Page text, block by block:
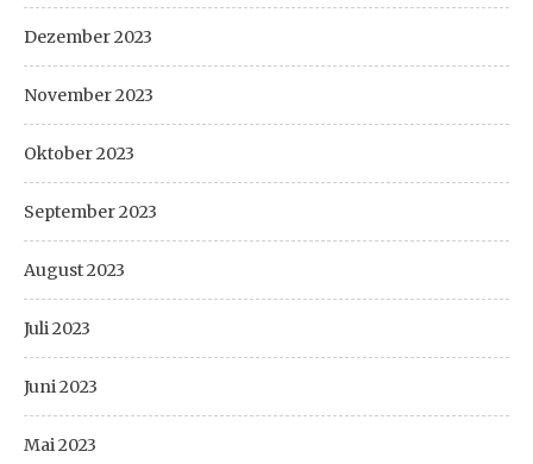
Dezember 2023
November 2023
Oktober 2023
September 2023
August 2023
Juli 2023
Juni 2023
Mai 2023